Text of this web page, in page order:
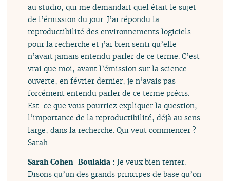
au studio, qui me demandait quel était le sujet
de l’émission du jour. J’ai répondu la
reproductibilité des environnements logiciels
pour la recherche et j’ai bien senti qu’elle
n’avait jamais entendu parler de ce terme. C’est
vrai que moi, avant l’émission sur la science
ouverte, en février dernier, je n’avais pas
forcément entendu parler de ce terme précis.
Est-ce que vous pourriez expliquer la question,
l’importance de la reproductibilité, déjà au sens
large, dans la recherche. Qui veut commencer ?
Sarah.
Sarah Cohen-Boulakia :Je veux bien tenter.
Disons qu’un des grands principes de base qu’on